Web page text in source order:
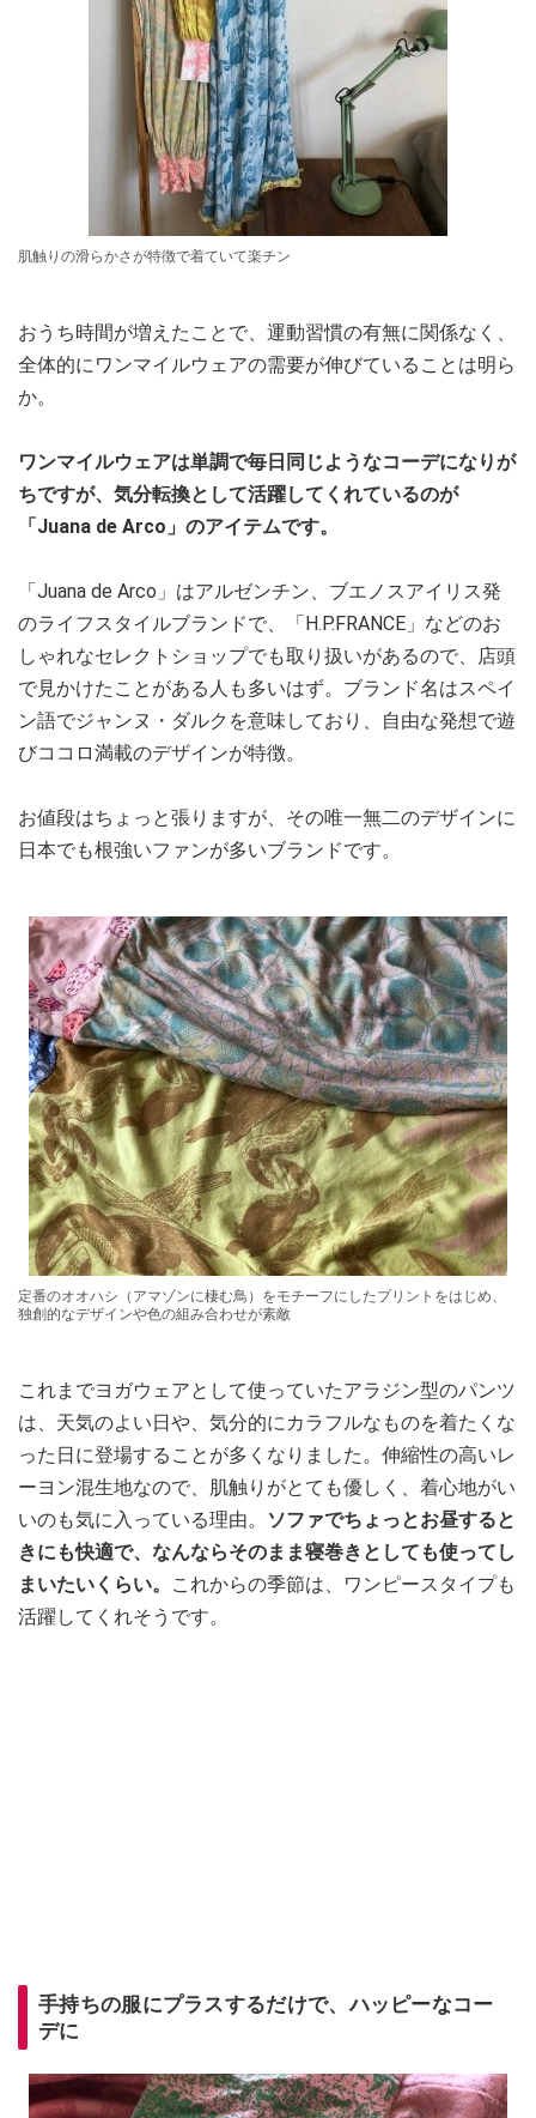
肌触りの滑らかさが特徴で着ていて楽チン
おうち時間が増えたことで、運動習慣の有無に関係なく、
全体的にワンマイルウェアの需要が伸びていることは明ら
か。
ワンマイルウェアは単調で毎日同じようなコーデになりが
ちですが、気分転換として活躍してくれているのが
「Juana de Arco」のアイテムです。
「Juana de Arco」はアルゼンチン、ブエノスアイリス発
のライフスタイルブランドで、「H.P.FRANCE」などのお
しゃれなセレクトショップでも取り扱いがあるので、店頭
で見かけたことがある人も多いはず。ブランド名はスペイ
ン語でジャンヌ・ダルクを意味しており、自由な発想で遊
びココロ満載のデザインが特徴。
お値段はちょっと張りますが、その唯一無二のデザインに
日本でも根強いファンが多いブランドです。
定番のオオハシ（アマゾンに棲む鳥）をモチーフにしたプリントをはじめ、
独創的なデザインや色の組み合わせが素敵
これまでヨガウェアとして使っていたアラジン型のパンツ
は、天気のよい日や、気分的にカラフルなものを着たくな
った日に登場することが多くなりました。伸縮性の高いレ
ーヨン混生地なので、肌触りがとても優しく、着心地がい
いのも気に入っている理由。
ソファでちょっとお昼すると
きにも快適で、なんならそのまま寝巻きとしても使ってし
まいたいくらい。
これからの季節は、ワンピースタイプも
活躍してくれそうです。
手持ちの服にプラスするだけで、ハッピーなコー
デに